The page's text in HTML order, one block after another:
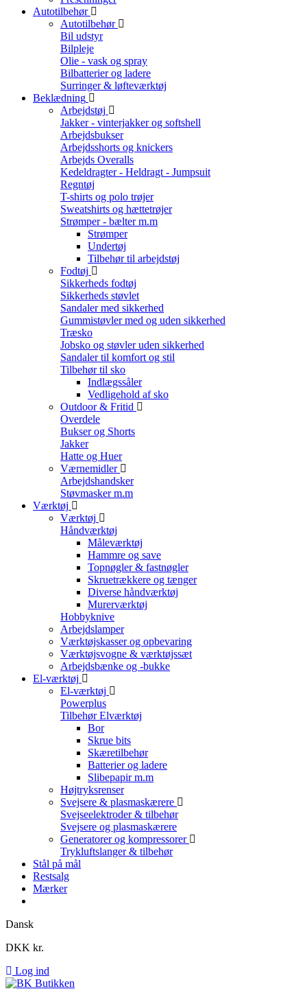
Autotilbehør
Autotilbehør
Bil udstyr
Bilpleje
Olie - vask og spray
Bilbatterier og ladere
Surringer & løfteværktøj
Beklædning
Arbejdstøj
Jakker - vinterjakker og softshell
Arbejdsbukser
Arbejdsshorts og knickers
Arbejds Overalls
Kedeldragter - Heldragt - Jumpsuit
Regntøj
T-shirts og polo trøjer
Sweatshirts og hættetrøjer
Strømper - bælter m.m
Strømper
Undertøj
Tilbehør til arbejdstøj
Fodtøj
Sikkerheds fodtøj
Sikkerheds støvlet
Sandaler med sikkerhed
Gummistøvler med og uden sikkerhed
Træsko
Jobsko og støvler uden sikkerhed
Sandaler til komfort og stil
Tilbehør til sko
Indlægssåler
Vedligehold af sko
Outdoor & Fritid
Overdele
Bukser og Shorts
Jakker
Hatte og Huer
Værnemidler
Arbejdshandsker
Støvmasker m.m
Værktøj
Værktøj
Håndværktøj
Måleværktøj
Hammre og save
Topnøgler & fastnøgler
Skruetrækkere og tænger
Diverse håndværktøj
Murerværktøj
Hobbyknive
Arbejdslamper
Værktøjskasser og opbevaring
Værktøjsvogne & værktøjssæt
Arbejdsbænke og -bukke
El-værktøj
El-værktøj
Powerplus
Tilbehør Elværktøj
Bor
Skrue bits
Skæretilbehør
Batterier og ladere
Slibepapir m.m
Højtryksrenser
Svejsere & plasmaskærere
Svejseelektroder & tilbehør
Svejsere og plasmaskærere
Generatorer og kompressorer
Trykluftslanger & tilbehør
Stål på mål
Restsalg
Mærker
Dansk
DKK kr.
Log ind